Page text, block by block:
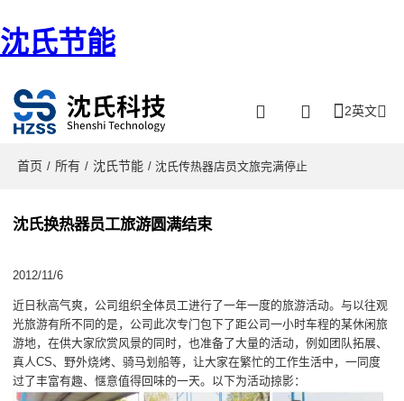
沈氏节能
2英文
首页 / 所有 / 沈氏节能 / 沈氏传热器店员文旅完满停止
沈氏换热器员工旅游圆满结束
2012/11/6
近日秋高气爽，公司组织全体员工进行了一年一度的旅游活动。与以往观
光旅游有所不同的是，公司此次专门包下了距公司一小时车程的某休闲旅
游地，在供大家欣赏风景的同时，也准备了大量的活动，例如团队拓展、
真人CS、野外烧烤、骑马划船等，让大家在繁忙的工作生活中，一同度
过了丰富有趣、惬意值得回味的一天。以下为活动掠影：